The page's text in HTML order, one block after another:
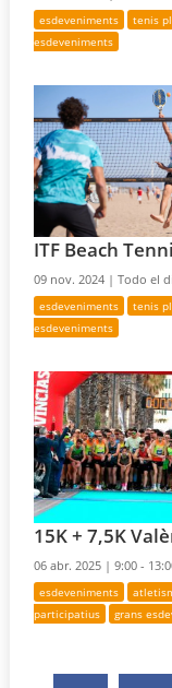
esdeveniments tenis
esdeveniments
ITF Beach
09 nov. 2024 |Todo el
esdeveniments tenis
esdeveniments
15K + 7,5K
06 abr. 2025 |9:00 -
esdeveniments
participatius
grans